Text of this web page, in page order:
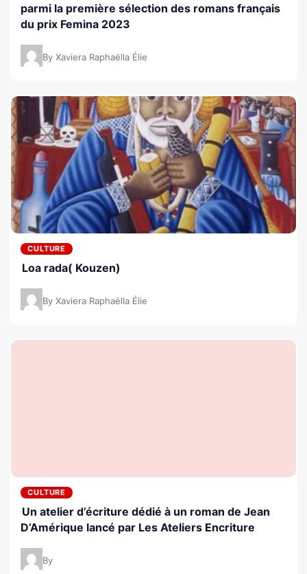
parmi la première sélection des romans français
du prix Femina 2023
By Xaviera Raphaëlla Élie
CULTURE
Loa rada( Kouzen)
By Xaviera Raphaëlla Élie
CULTURE
Un atelier d’écriture dédié à un roman de Jean
D’Amérique lancé par Les Ateliers Encriture
By